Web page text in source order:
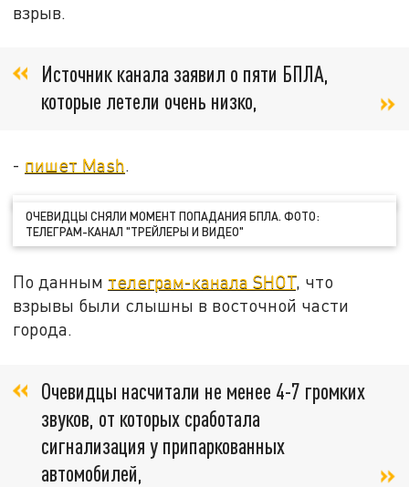
взрыв.
Источник канала заявил о пяти БПЛА,
которые летели очень низко,
- пишет Mash.
ОЧЕВИДЦЫ СНЯЛИ МОМЕНТ ПОПАДАНИЯ БПЛА. ФОТО:
ТЕЛЕГРАМ-КАНАЛ "ТРЕЙЛЕРЫ И ВИДЕО"
По данным телеграм-канала SHOT, что
взрывы были слышны в восточной части
города.
Очевидцы насчитали не менее 4-7 громких
звуков, от которых сработала
сигнализация у припаркованных
автомобилей,